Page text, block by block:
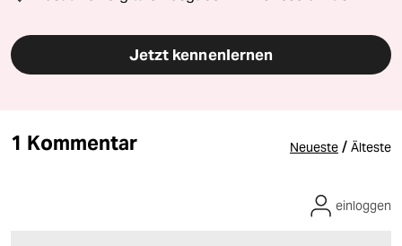
Jetzt kennenlernen
1 Kommentar Neueste / Älteste
einloggen